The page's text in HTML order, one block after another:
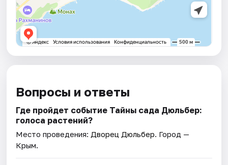
Вопросы и ответы
Где пройдет событие Тайны сада Дюльбер:
голоса растений?
Место проведения: Дворец Дюльбер. Город —
Крым.